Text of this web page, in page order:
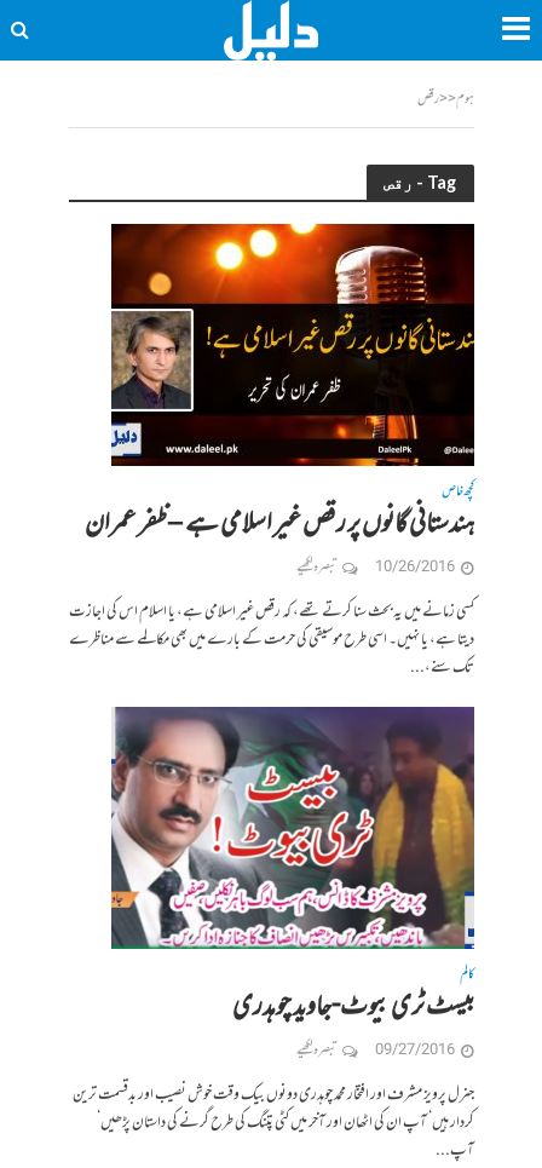
ہوم<<رقص
Tag - رقص
کچھ خاص
ہندستانی گانوں پر رقص غیر اسلامی ہے – ظفر عمران
10/26/2016 تبصرہ لکھیے
کسی زمانے میں یہ بحث سنا کرتے تھے، کہ رقص غیر اسلامی ہے، یا اسلام اس کی اجازت
دیتا ہے، یا نہیں۔ اسی طرح موسیقی کی حرمت کے بارے میں بھی مکالمے سے مناظرے
تک سنے،...
کالم
بیسٹ ٹری بیوٹ-جاوید چوہدری
09/27/2016 تبصرہ لکھیے
جنرل پرویز مشرف اور افتخار محمد چوہدری دونوں بیک وقت خوش نصیب اور بدقسمت ترین
کردار ہیں‘ آپ ان کی اٹھان اور آخر میں کٹی پتنگ کی طرح گرنے کی داستان پڑھیں‘
آپ...